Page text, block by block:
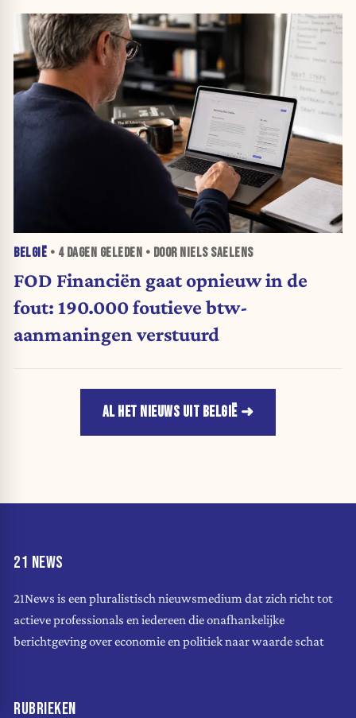
BELGIË • 4 DAGEN GELEDEN • DOOR NIELS SAELENS
FOD Financiën gaat opnieuw in de
fout: 190.000 foutieve btw-
aanmaningen verstuurd
AL HET NIEUWS UIT BELGIË
21 NEWS
21News is een pluralistisch nieuwsmedium dat zich richt tot
actieve professionals en iedereen die onafhankelijke
berichtgeving over economie en politiek naar waarde schat
RUBRIEKEN